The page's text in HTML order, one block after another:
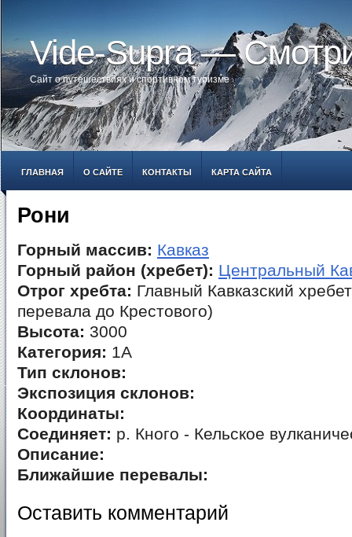
Vide-Supra —
Сайт о путешествиях и спортивном туризме
ГЛАВНАЯ О САЙТЕ КОНТАКТЫ КАРТА САЙТА
Рони
Горный массив: Кавказ
Горный район (хребет): Центральный
Отрог хребта: Главный Кавказский
перевала до Крестового)
Высота: 3000
Категория: 1А
Тип склонов:
Экспозиция склонов:
Координаты:
Соединяет: р. Кного - Кельское
Описание:
Ближайшие перевалы:
Оставить комментарий